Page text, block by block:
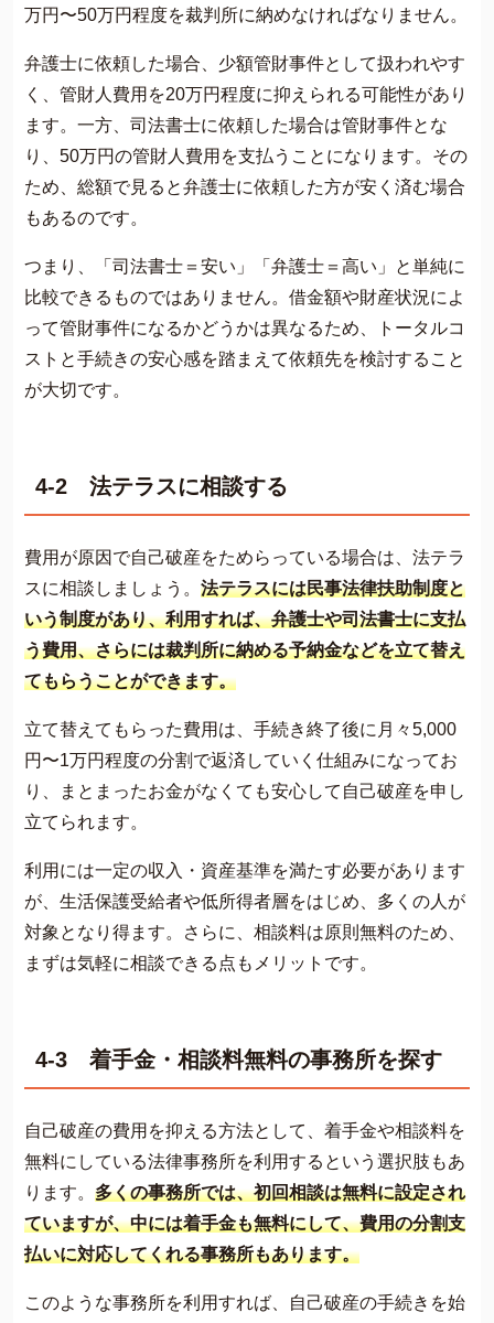
万円〜50万円程度を裁判所に納めなければなりません。
弁護士に依頼した場合、少額管財事件として扱われやす
く、管財人費用を20万円程度に抑えられる可能性があり
ます。一方、司法書士に依頼した場合は管財事件とな
り、50万円の管財人費用を支払うことになります。その
ため、総額で見ると弁護士に依頼した方が安く済む場合
もあるのです。
つまり、「司法書士＝安い」「弁護士＝高い」と単純に
比較できるものではありません。借金額や財産状況によ
って管財事件になるかどうかは異なるため、トータルコ
ストと手続きの安心感を踏まえて依頼先を検討すること
が大切です。
4-2 法テラスに相談する
費用が原因で自己破産をためらっている場合は、法テラ
スに相談しましょう。 法テラスには民事法律扶助制度と
いう制度があり、利用すれば、弁護士や司法書士に支払
う費用、さらには裁判所に納める予納金などを立て替え
てもらうことができます。
立て替えてもらった費用は、手続き終了後に月々5,000
円〜1万円程度の分割で返済していく仕組みになってお
り、まとまったお金がなくても安心して自己破産を申し
立てられます。
利用には一定の収入・資産基準を満たす必要があります
が、生活保護受給者や低所得者層をはじめ、多くの人が
対象となり得ます。さらに、相談料は原則無料のため、
まずは気軽に相談できる点もメリットです。
4-3 着手金・相談料無料の事務所を探す
自己破産の費用を抑える方法として、着手金や相談料を
無料にしている法律事務所を利用するという選択肢もあ
ります。 多くの事務所では、初回相談は無料に設定され
ていますが、中には着手金も無料にして、費用の分割支
払いに対応してくれる事務所もあります。
このような事務所を利用すれば、自己破産の手続きを始